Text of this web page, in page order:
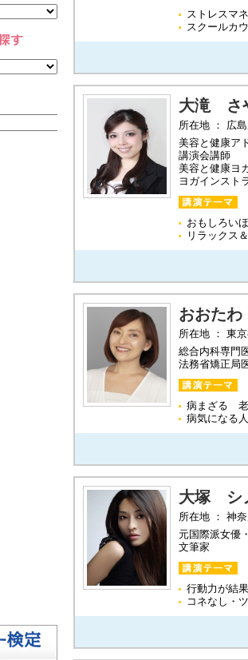
ストレスマ
スクールカ
大滝 さ
所在地 ： 広
美容と健康ア
講演会講師
美容と健康ヨ
ヨガインスト
おもしろい
リラックス
おおた
所在地 ： 東
総合内科専門
法務省矯正局
病まざる
病気になる
大塚 シ
所在地 ： 神
元国際派女優
文筆家
行動力が結
コネなし・